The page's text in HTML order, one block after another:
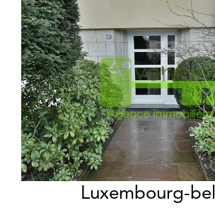
Luxembourg-